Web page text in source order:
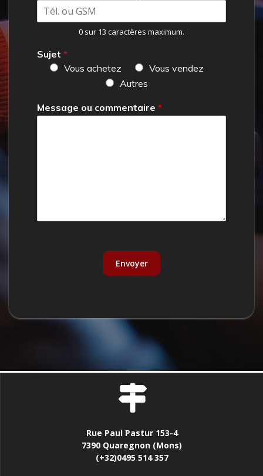
0 sur 13 caractères maximum.
Sujet *
Vous achetez
Vous vendez
Autres
Message ou commentaire *
Envoyer
Rue Paul Pastur 153-4
7390 Quaregnon (Mons)
(+32)0495 514 357